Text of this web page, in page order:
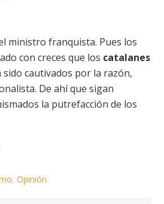
ministro franquista. Pues los
con creces que los catalanes
sido cautivados por la razón,
De ahí que sigan
la putrefacción de los
, Opinión